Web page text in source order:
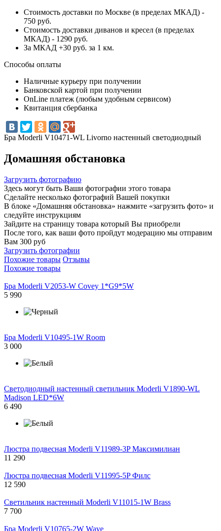
Стоимость доставки по Москве (в пределах МКАД) -
750 руб.
Стоимость доставки диванов и кресел (в пределах
МКАД) - 1290 руб.
За МКАД +30 руб. за 1 км.
Способы оплаты
Наличные курьеру при получении
Банковской картой при получении
OnLine платеж (любым удобным сервисом)
Квитанция сбербанка
Бра Moderli V10471-WL Livorno настенный светодиодный
Домашняя обстановка
Загрузить фотографию
Здесь могут быть Ваши фотографии этого товара
Сделайте несколько фотографий Вашей покупки
В блоке «Домашняя обстановка» нажмите «загрузить фото» и
следуйте инструкциям
Зайдите на страницу товара который Вы приобрели
После того, как ваши фото пройдут модерацию мы отправим
Вам 300 руб
Загрузить фотографии
Похожие товары Отзывы
Похожие товары
Бра Moderli V2053-W Covey 1*G9*5W
5 990
Бра Moderli V10495-1W Room
3 000
Светодиодный настенный светильник Moderli V1890-WL
Madison LED*6W
6 490
Люстра подвесная Moderli V11989-3P Максимилиан
11 290
Люстра подвесная Moderli V11995-5P Филс
12 590
Светильник настенный Moderli V11015-1W Brass
7 700
Бра Moderli V10765-2W Wave